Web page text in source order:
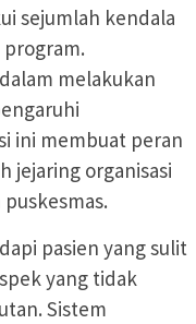
sejumlah kendala
melakukan
ini membuat peran
jejaring organisasi
pasien yang sulit
yang tidak
Sistem